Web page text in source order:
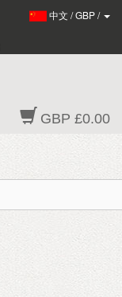
中文 /GBP/
GBP £0.00